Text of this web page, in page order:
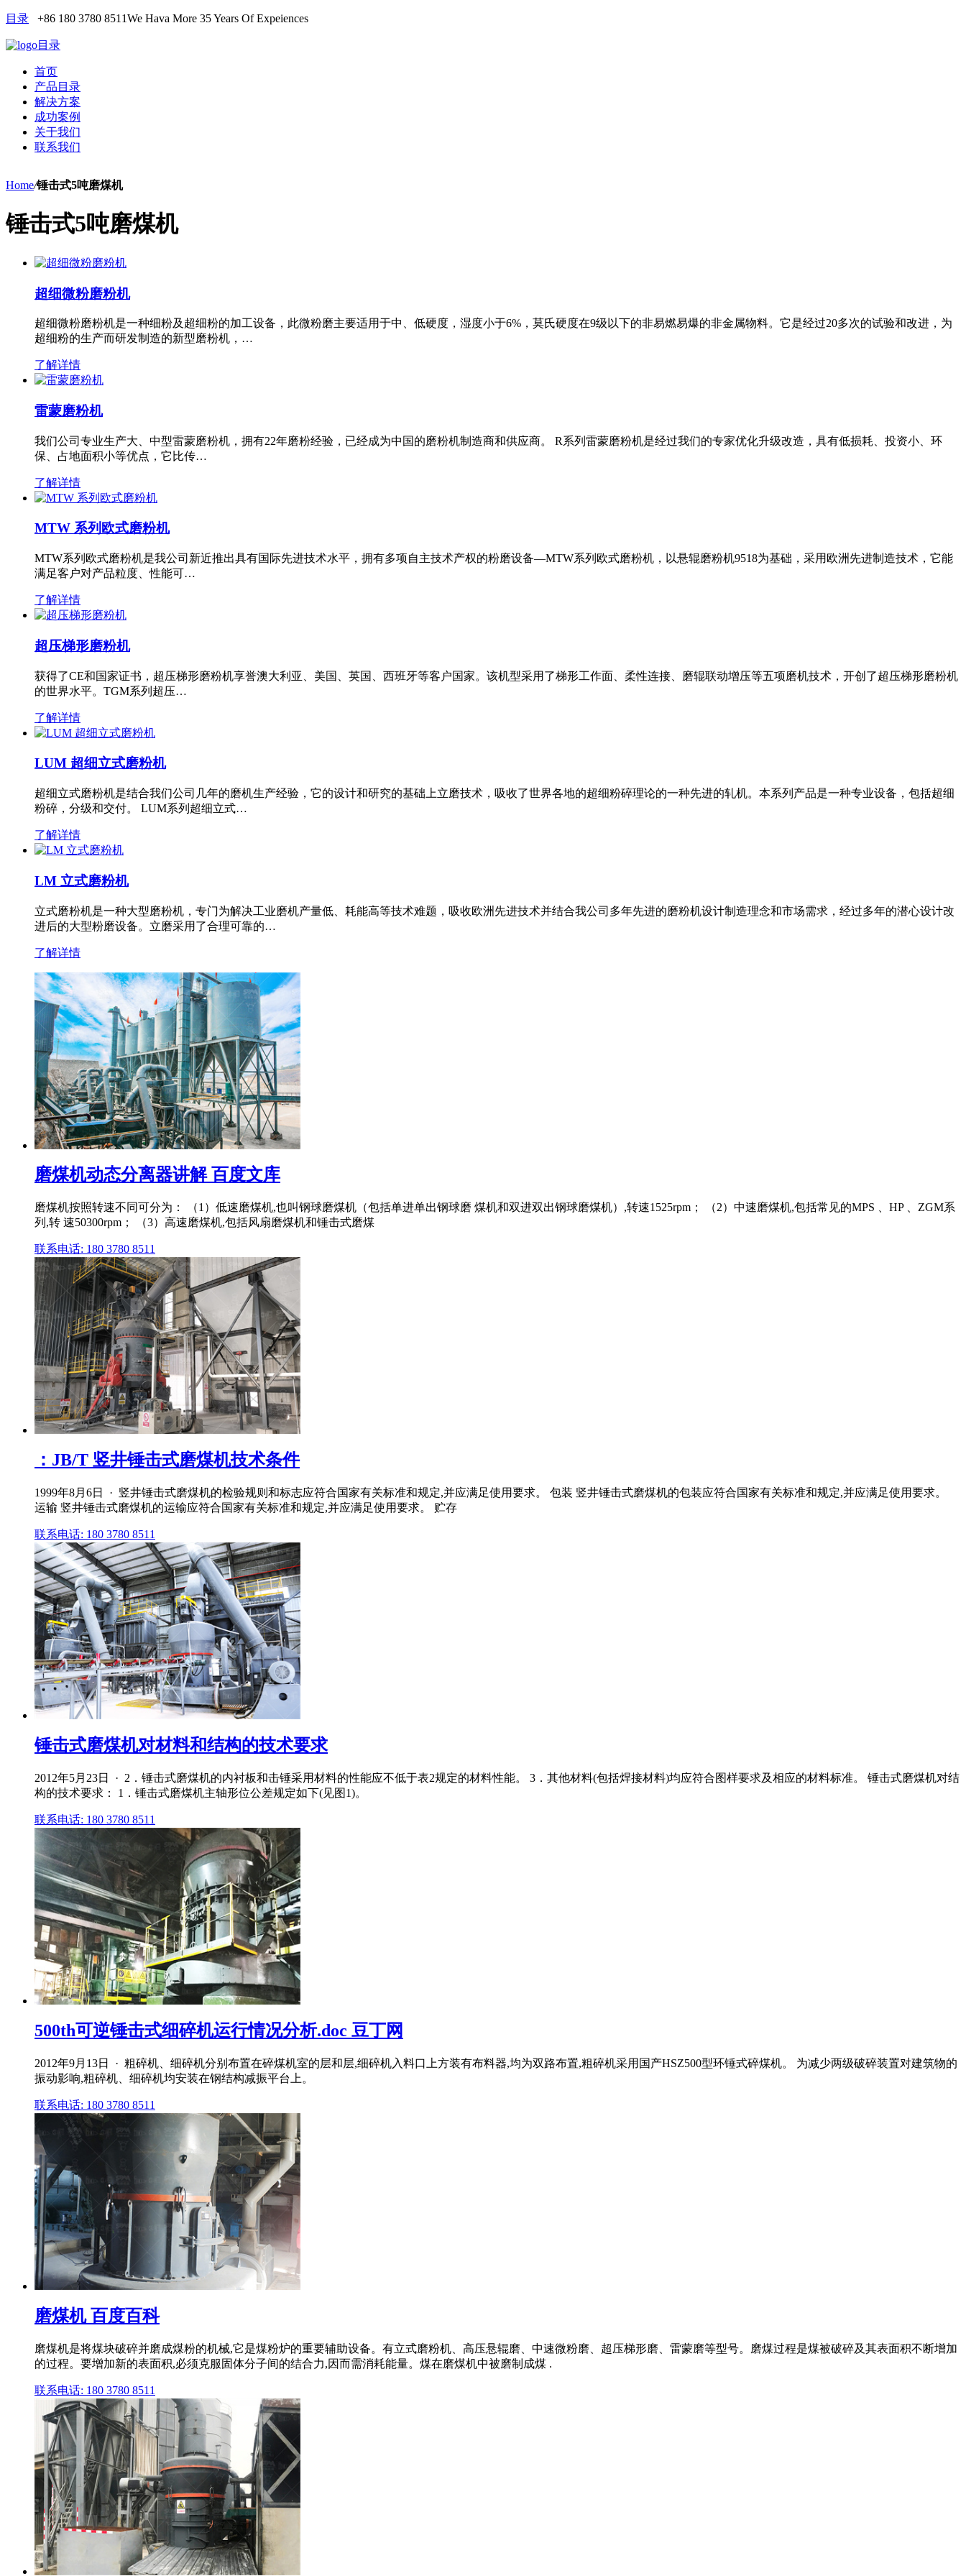
目录 +86 180 3780 8511We Hava More 35 Years Of Expeiences
目录
首页
产品目录
解决方案
成功案例
关于我们
联系我们
Home/锤击式5吨磨煤机
锤击式5吨磨煤机
超细微粉磨粉机
超细微粉磨粉机是一种细粉及超细粉的加工设备，此微粉磨主要适用于中、低硬度，湿度小于6%，莫氏硬度在9级以下的非易燃易爆的非金属物料。它是经过20多次的试验和改进，为
超细粉的生产而研发制造的新型磨粉机，…
了解详情
雷蒙磨粉机
我们公司专业生产大、中型雷蒙磨粉机，拥有22年磨粉经验，已经成为中国的磨粉机制造商和供应商。 R系列雷蒙磨粉机是经过我们的专家优化升级改造，具有低损耗、投资小、环
保、占地面积小等优点，它比传…
了解详情
MTW 系列欧式磨粉机
MTW系列欧式磨粉机是我公司新近推出具有国际先进技术水平，拥有多项自主技术产权的粉磨设备—MTW系列欧式磨粉机，以悬辊磨粉机9518为基础，采用欧洲先进制造技术，它能
满足客户对产品粒度、性能可…
了解详情
超压梯形磨粉机
获得了CE和国家证书，超压梯形磨粉机享誉澳大利亚、美国、英国、西班牙等客户国家。该机型采用了梯形工作面、柔性连接、磨辊联动增压等五项磨机技术，开创了超压梯形磨粉机
的世界水平。TGM系列超压…
了解详情
LUM 超细立式磨粉机
超细立式磨粉机是结合我们公司几年的磨机生产经验，它的设计和研究的基础上立磨技术，吸收了世界各地的超细粉碎理论的一种先进的轧机。本系列产品是一种专业设备，包括超细
粉碎，分级和交付。 LUM系列超细立式…
了解详情
LM 立式磨粉机
立式磨粉机是一种大型磨粉机，专门为解决工业磨机产量低、耗能高等技术难题，吸收欧洲先进技术并结合我公司多年先进的磨粉机设计制造理念和市场需求，经过多年的潜心设计改
进后的大型粉磨设备。立磨采用了合理可靠的…
了解详情
磨煤机动态分离器讲解 百度文库
磨煤机按照转速不同可分为： （1）低速磨煤机,也叫钢球磨煤机（包括单进单出钢球磨 煤机和双进双出钢球磨煤机）,转速1525rpm； （2）中速磨煤机,包括常见的MPS 、HP 、ZGM系
列,转 速50300rpm； （3）高速磨煤机,包括风扇磨煤机和锤击式磨煤
联系电话: 180 3780 8511
：JB/T 竖井锤击式磨煤机技术条件
1999年8月6日 · 竖井锤击式磨煤机的检验规则和标志应符合国家有关标准和规定,并应满足使用要求。 包装 竖井锤击式磨煤机的包装应符合国家有关标准和规定,并应满足使用要求。
运输 竖井锤击式磨煤机的运输应符合国家有关标准和规定,并应满足使用要求。 贮存
联系电话: 180 3780 8511
锤击式磨煤机对材料和结构的技术要求
2012年5月23日 · 2．锤击式磨煤机的内衬板和击锤采用材料的性能应不低于表2规定的材料性能。 3．其他材料(包括焊接材料)均应符合图样要求及相应的材料标准。 锤击式磨煤机对结
构的技术要求： 1．锤击式磨煤机主轴形位公差规定如下(见图1)。
联系电话: 180 3780 8511
500th可逆锤击式细碎机运行情况分析.doc 豆丁网
2012年9月13日 · 粗碎机、细碎机分别布置在碎煤机室的层和层,细碎机入料口上方装有布料器,均为双路布置,粗碎机采用国产HSZ500型环锤式碎煤机。 为减少两级破碎装置对建筑物的
振动影响,粗碎机、细碎机均安装在钢结构减振平台上。
联系电话: 180 3780 8511
磨煤机 百度百科
磨煤机是将煤块破碎并磨成煤粉的机械,它是煤粉炉的重要辅助设备。有立式磨粉机、高压悬辊磨、中速微粉磨、超压梯形磨、雷蒙磨等型号。磨煤过程是煤被破碎及其表面积不断增加
的过程。要增加新的表面积,必须克服固体分子间的结合力,因而需消耗能量。煤在磨煤机中被磨制成煤 .
联系电话: 180 3780 8511